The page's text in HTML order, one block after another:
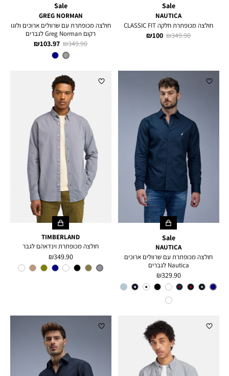
Sale
NAUTICA
חולצה מכופתרת חלקה CLASSIC FIT
מחיר
100 ₪
מחיר
349.90 ₪
Sale
GREG NORMAN
חולצה מכופתרת עם שרוולים ארוכים ולוגו
רקום Greg Norman לגברים
מחיר
מוצר
103.97 ₪
מחיר
349.90 ₪
צבע
Grey
Heather
Sale
NAUTICA
חולצה מכופתרת עם שרוולים ארוכים
Nautica לגברים
מחיר
מוצר
329.90 ₪
צבע
NAVY
TIMBERLAND
חולצה מכופתרת וינדאהם לגבר
מחיר
מוצר
349.90 ₪
צבע
MEDIUM
BLUE